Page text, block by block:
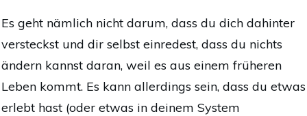
Es geht nämlich nicht darum, dass du dich dahinter
versteckst und dir selbst einredest, dass du nichts
ändern kannst daran, weil es aus einem früheren
Leben kommt. Es kann allerdings sein, dass du etwas
erlebt hast (oder etwas in deinem System